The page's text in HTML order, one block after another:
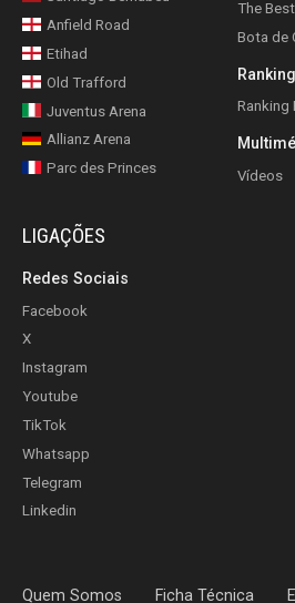
Anfield Road
Etihad
Old Trafford
Juventus Arena
Allianz Arena
Parc des Princes
The
Bota de
Ranking
Vídeos
LIGAÇÕES
Redes Sociais
Facebook
X
Instagram
Youtube
TikTok
Whatsapp
Telegram
Linkedin
Quem Somos Ficha Técnica